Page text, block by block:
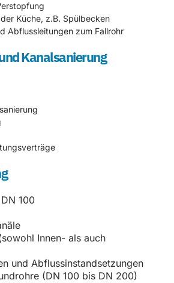
Küche, z.B. Spülbecken
Abflussleitungen zum Fallrohr
Kanalsanierung
100
Innen- als auch
und Abflussinstandsetzungen
(DN 100 bis DN 200)